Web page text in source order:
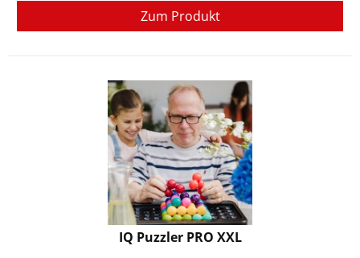
Zum Produkt
IQ Puzzler PRO XXL